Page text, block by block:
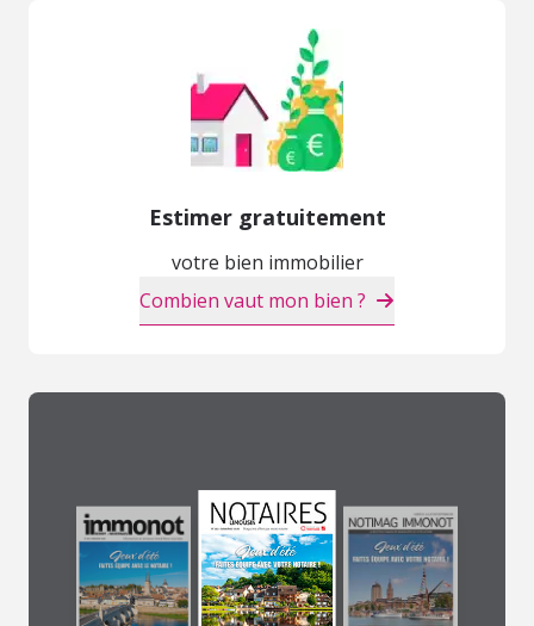
Estimer gratuitement
votre bien immobilier
Combien vaut mon bien ?